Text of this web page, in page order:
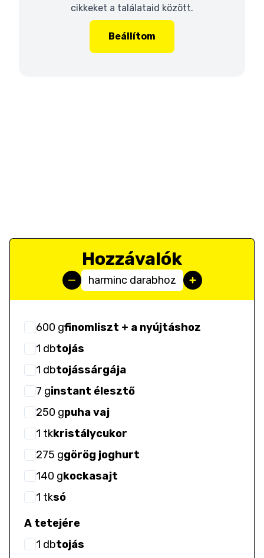
cikkeket a találataid között.
Beállítom
Hozzávalók
harminc darabhoz
600 gfinomliszt + a nyújtáshoz
1 dbtojás
1 dbtojássárgája
7 ginstant élesztő
250 gpuha vaj
1 tkkristálycukor
275 ggörög joghurt
140 gkockasajt
1 tksó
A tetejére
1 dbtojás